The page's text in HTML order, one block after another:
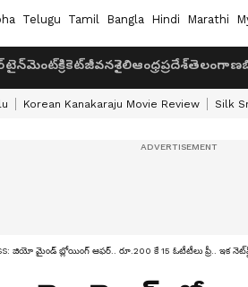
Telugu Tamil Bangla Hindi Marathi
క్రికెట్జీవనశైలిఆంధ్రప్రదేశ్తెలంగాణ
Korean Kanakaraju Movie Review Silk
జియో మైండ్ బ్లోయింగ్ ఆఫర్.. రూ.200 కే 15 ఓటీటీలు ఫ్రీ.. ఇక